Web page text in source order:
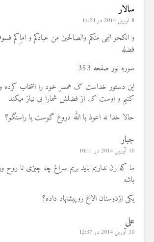
سالار
8 آوریل 2014 در 15:24
و انکحو الیمی منکم والصالحین من عبادکم و اماِکم
فضله
سوره نور صفحه 353
این دستور خداست ک همسر خود را انتخاب کرده
کنیم و اوست ک از فضلش شمارا بی نیاز
حالا خدا نه اعوذ با الله دروغ گوست یا راستگو؟
جبار
10 آوریل 2014 در 10:11
ما که زن نداریم باید بریم سراغ چه چیزی تا روح
باشه
یکی ازدوستان الاغ روپیشنهاد داده؟
علی
10 آوریل 2014 در 12:37